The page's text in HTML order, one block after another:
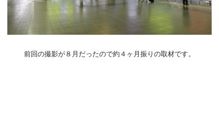
前回の撮影が８月だったので約４ヶ月振りの取材です。